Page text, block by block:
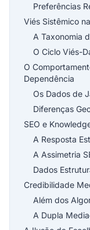
Preferências
Viés Sistêmico
A Taxonomia
O Ciclo Viés-
O
Dependência
Os Dados de
Diferenças
SEO e
A Resposta
A Assimetria
Dados
Credibilidade
Além dos
A Dupla